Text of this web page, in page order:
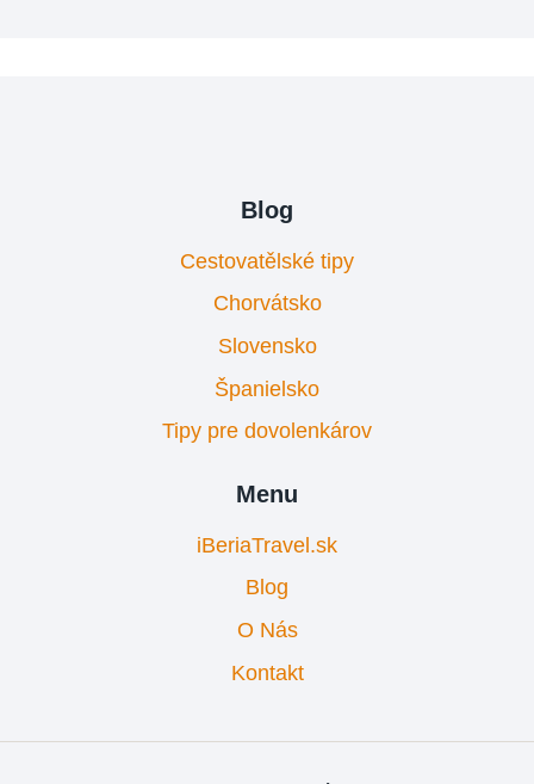
Blog
Cestovatělské tipy
Chorvátsko
Slovensko
Španielsko
Tipy pre dovolenkárov
Menu
iBeriaTravel.sk
Blog
O Nás
Kontakt